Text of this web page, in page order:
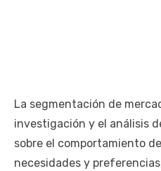
La segmentación de
investigación y el análisis
sobre el comportamiento
necesidades y